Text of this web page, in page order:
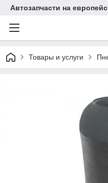
Автозапчасти на
Товары и услуги